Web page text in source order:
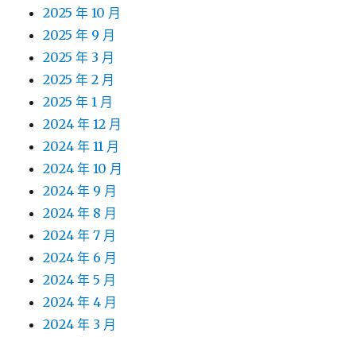
2025 年 10 月
2025 年 9 月
2025 年 3 月
2025 年 2 月
2025 年 1 月
2024 年 12 月
2024 年 11 月
2024 年 10 月
2024 年 9 月
2024 年 8 月
2024 年 7 月
2024 年 6 月
2024 年 5 月
2024 年 4 月
2024 年 3 月